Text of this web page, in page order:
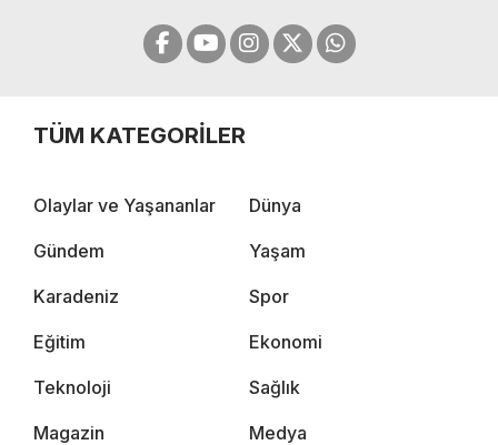
TÜM KATEGORİLER
Olaylar ve Yaşananlar Dünya
Gündem Yaşam
Karadeniz Spor
Eğitim Ekonomi
Teknoloji Sağlık
Magazin Medya